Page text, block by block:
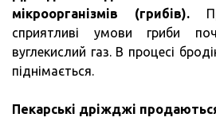
мікроорганізмів (грибів).
сприятливі умови гриби
вуглекислий газ. В процесі
піднімається.
Пекарські дріжджі